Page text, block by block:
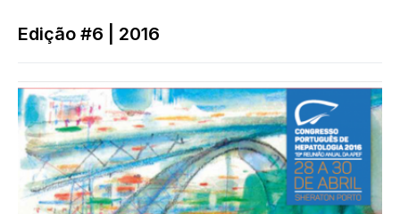
Edição #6 | 2016